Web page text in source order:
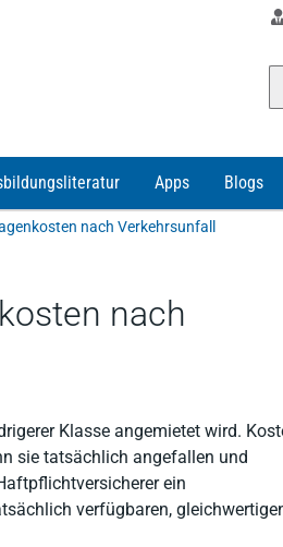
Apps Blogs
nach Verkehrsunfall
nach
Klasse angemietet wird.
sie tatsächlich angefallen und
ein
verfügbaren,